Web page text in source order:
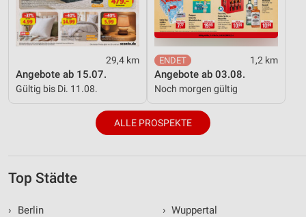
29,4 km
Angebote ab 15.07.
Gültig bis Di. 11.08.
1,2 km
Angebote ab 03.08.
Noch morgen gültig
ALLE PROSPEKTE
Top Städte
›
Berlin
› Wuppertal